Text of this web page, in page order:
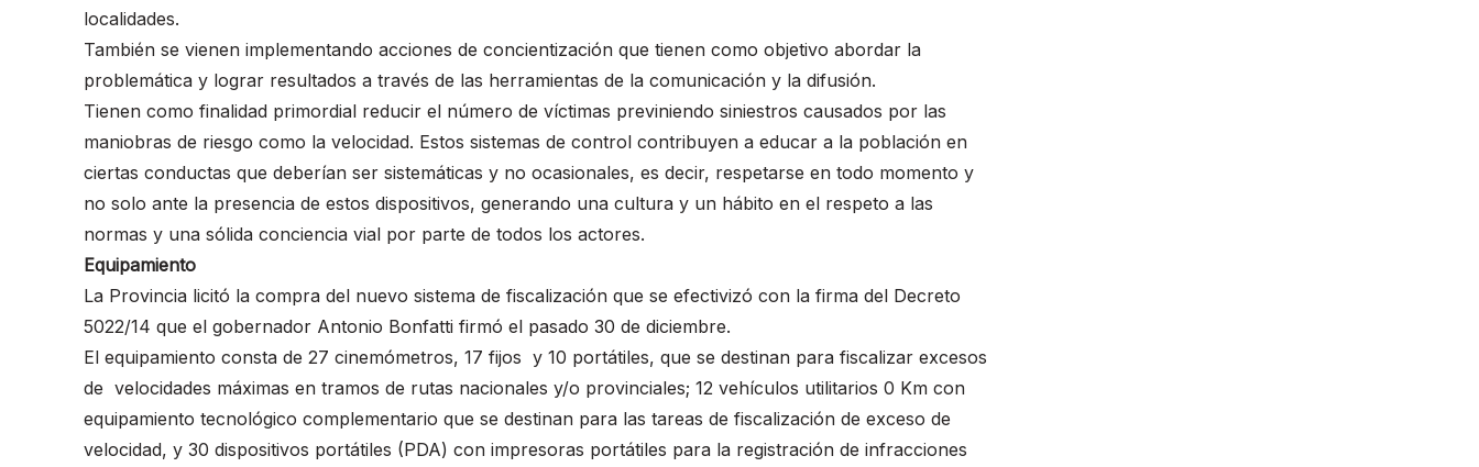
localidades.
También se vienen implementando acciones de concientización que tienen como objetivo abordar la
problemática y lograr resultados a través de las herramientas de la comunicación y la difusión.
Tienen como finalidad primordial reducir el número de víctimas previniendo siniestros causados por las
maniobras de riesgo como la velocidad. Estos sistemas de control contribuyen a educar a la población en
ciertas conductas que deberían ser sistemáticas y no ocasionales, es decir, respetarse en todo momento y
no solo ante la presencia de estos dispositivos, generando una cultura y un hábito en el respeto a las
normas y una sólida conciencia vial por parte de todos los actores.
Equipamiento
La Provincia licitó la compra del nuevo sistema de fiscalización que se efectivizó con la firma del Decreto
5022/14 que el gobernador Antonio Bonfatti firmó el pasado 30 de diciembre.
El equipamiento consta de 27 cinemómetros, 17 fijos y 10 portátiles, que se destinan para fiscalizar excesos
de velocidades máximas en tramos de rutas nacionales y/o provinciales; 12 vehículos utilitarios 0 Km con
equipamiento tecnológico complementario que se destinan para las tareas de fiscalización de exceso de
velocidad, y 30 dispositivos portátiles (PDA) con impresoras portátiles para la registración de infracciones